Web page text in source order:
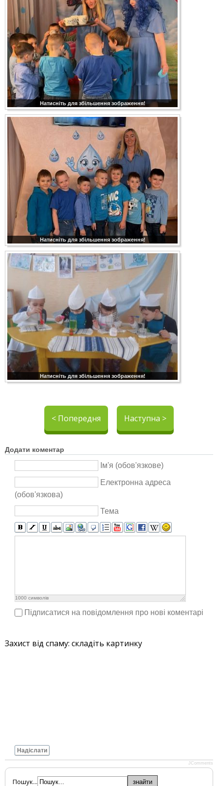
Натисніть для збільшення зображення!
Натисніть для збільшення зображення!
Натисніть для збільшення зображення!
< Попередня Наступна >
Додати коментар
Ім'я (обов'язкове)
Електронна адреса
(обов'язкова)
Тема
1000 символів
Підписатися на повідомлення про нові коментарі
Захист від спаму: складіть картинку
Надіслати
JComments
Пошук...